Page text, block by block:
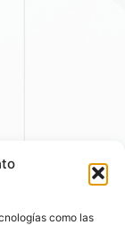
como las